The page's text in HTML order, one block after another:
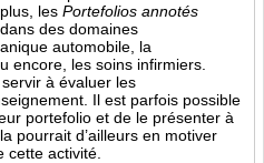
les Portefolios annotés
des domaines
automobile, la
encore, les soins infirmiers.
à évaluer les
Il est parfois possible
portefolio et de le présenter à
pourrait d’ailleurs en motiver
cette activité.